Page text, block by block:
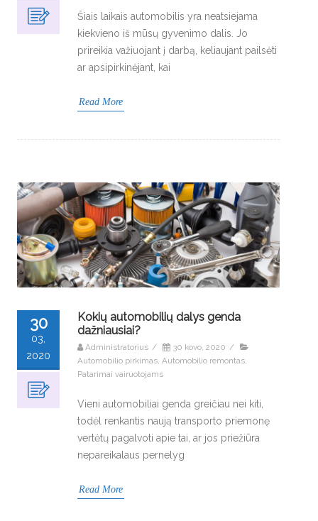
Šiais laikais automobilis yra neatsiejama
kiekvieno iš mūsų gyvenimo dalis. Jo
prireikia važiuojant į darbą, keliaujant pailsėti
ar apsipirkinėjant, kai
Read More
30
03,
2020
Kokių automobilių dalys genda
dažniausiai?
Administratorius / 30 kovo, 2020 /
Automobilio pirkimas Automobilio remontas
Patarimai vairuotojams
Vieni automobiliai genda greičiau nei kiti,
todėl renkantis naują transporto priemonę
vertėtų pagalvoti apie tai, ar jos priežiūra
nepareikalaus pernelyg
Read More